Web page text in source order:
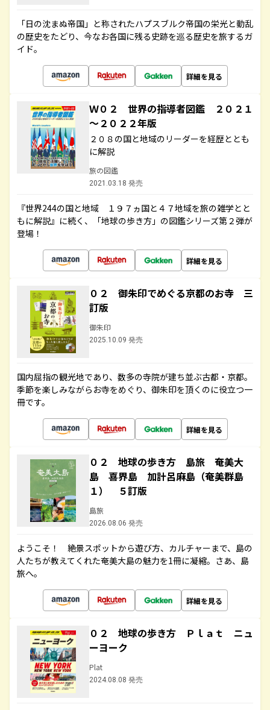
「日の沈まぬ帝国」と称されたハプスブルク帝国の栄光と動乱
の歴史をたどり、今なお各国に残る史跡を巡る歴史を旅するガ
イド。
詳細を見る
Ｗ０２ 世界の指導者図鑑 ２０２１
～２０２２年版
２０８の国と地域のリーダーを経歴ととも
に解説
旅の図鑑
2021.03.18 発売
『世界244の国と地域 １９７ヵ国と４７地域を旅の雑学とと
もに解説』に続く、「地球の歩き方」の図鑑シリーズ第２弾が
登場！
詳細を見る
０２ 御朱印でめぐる京都のお寺 三
訂版
御朱印
2025.10.09 発売
国内屈指の観光地であり、数多の寺院が建ち並ぶ古都・京都。
季節を楽しみながらお寺をめぐり、御朱印を頂くのに役立つ一
冊です。
詳細を見る
０２ 地球の歩き方 島旅 奄美大
島 喜界島 加計呂麻島（奄美群島
１） ５訂版
島旅
2026.08.06 発売
ようこそ！ 絶景スポットから遊び方、カルチャーまで、島の
人たちが教えてくれた奄美大島の魅力を1冊に凝縮。さあ、島
旅へ。
詳細を見る
０２ 地球の歩き方 Ｐｌａｔ ニュ
ーヨーク
Plat
2024.08.08 発売